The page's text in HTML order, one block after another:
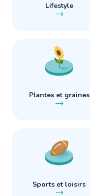
Lifestyle
Plantes et graines
Sports et loisirs